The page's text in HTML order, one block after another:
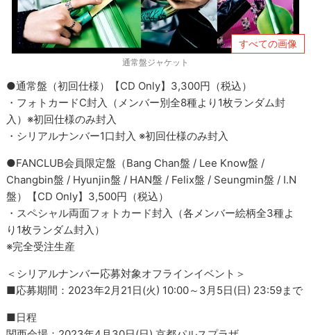
すべての画像
通常盤ジャケット
●通常盤（初回仕様）【CD Only】3,300円（税込）
・フォトカードC封入（メンバー別全8種より1枚ランダム封
入）※初回仕様のみ封入
・シリアルナンバー1口封入 ※初回仕様のみ封入
●FANCLUB会員限定盤（Bang Chan盤 / Lee Know盤 /
Changbin盤 / Hyunjin盤 / HAN盤 / Felix盤 / Seungmin盤 / I.N
盤）【CD Only】3,500円（税込）
・スペシャル両面フォトカード封入（各メンバー絵柄全3種よ
り1枚ランダム封入）
※完全受注生産
＜シリアルナンバー応募対象オフラインイベント＞
■応募期間：2023年2月21日(火) 10:00～3月5日(日) 23:59まで
■日程